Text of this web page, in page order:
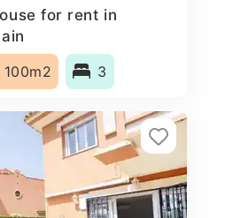
for rent in
100m2 3